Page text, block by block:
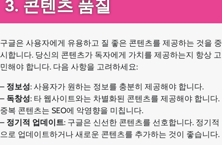
3. 콘텐츠 품질
구글은 사용자에게 유용하고 질 좋은 콘텐츠를 제공하는 것을 중
시합니다. 당신의 콘텐츠가 독자에게 가치를 제공하는지 항상 고
민해야 합니다. 다음 사항을 고려하세요:
– 정보성: 사용자가 원하는 정보를 충분히 제공해야 합니다.
– 독창성: 타 웹사이트와는 차별화된 콘텐츠를 제공해야 합니다.
중복 콘텐츠는 SEO에 악영향을 미칩니다.
– 정기적 업데이트: 구글은 신선한 콘텐츠를 선호합니다. 정기적
으로 업데이트하거나 새로운 콘텐츠를 추가하는 것이 좋습니다.